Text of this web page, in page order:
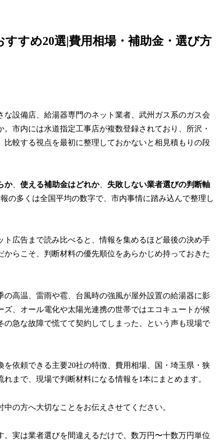
すすめ20選|費用相場・補助金・選び方
設備店、給湯器専門のネット業者、武州ガス系のガス会
市内には水道指定工事店が複数登録されており、所沢・
較する視点を最初に整理しておかないと相見積もりの段
か、 使える補助金はどれか、 失敗しない業者選びの判断軸
の多くは全国平均の数字で、市内事情に踏み込んで整理し
広告まで読み比べると、情報を集めるほど最後の決め手
らこそ、判断材料の優先順位をあらかじめ持っておきた
高温、雷雨や雹、台風時の強風が屋外設置の給湯器に影
、オール電化や太陽光連携の世帯ではエコキュートが候
急な故障で慌てて契約してしまった、という声も現場で
依頼できる主要20社の特徴、費用相場、国・埼玉県・狭
まで、現場で判断材料になる情報を1本にまとめます。
の方へ大切なことをお伝えさせてください。
実は業者選びを間違えるだけで、数万円〜十数万円単位